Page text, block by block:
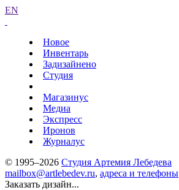
EN
Новое
Инвентарь
Задизайнено
Студия
Магазинус
Медиа
Экспресс
Иронов
Журналус
© 1995–2026 Студия Артемия Лебедева
mailbox@artlebedev.ru, адреса и телефоны
Заказать дизайн...